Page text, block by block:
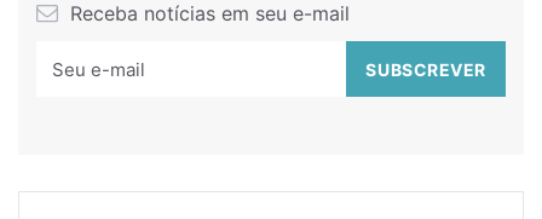
Receba notícias em seu e-mail